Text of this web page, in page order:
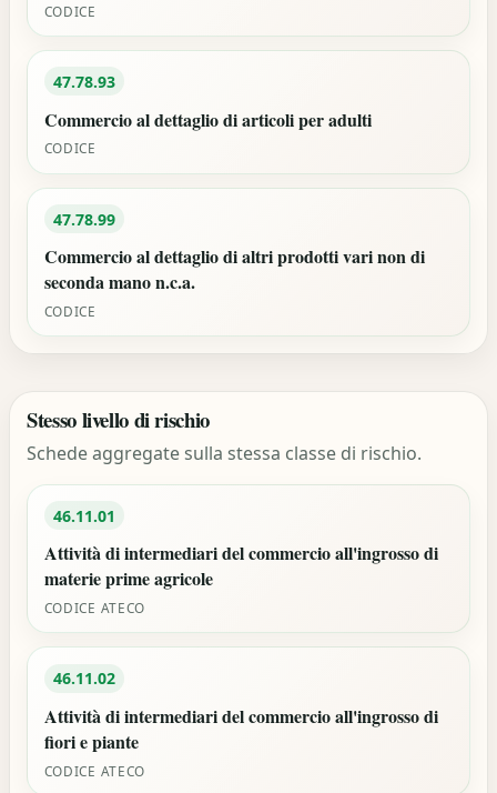
CODICE
47.78.93
Commercio al dettaglio di articoli per adulti
CODICE
47.78.99
Commercio al dettaglio di altri prodotti vari non di
seconda mano n.c.a.
CODICE
Stesso livello di rischio
Schede aggregate sulla stessa classe di rischio.
46.11.01
Attività di intermediari del commercio all'ingrosso di
materie prime agricole
CODICE ATECO
46.11.02
Attività di intermediari del commercio all'ingrosso di
fiori e piante
CODICE ATECO